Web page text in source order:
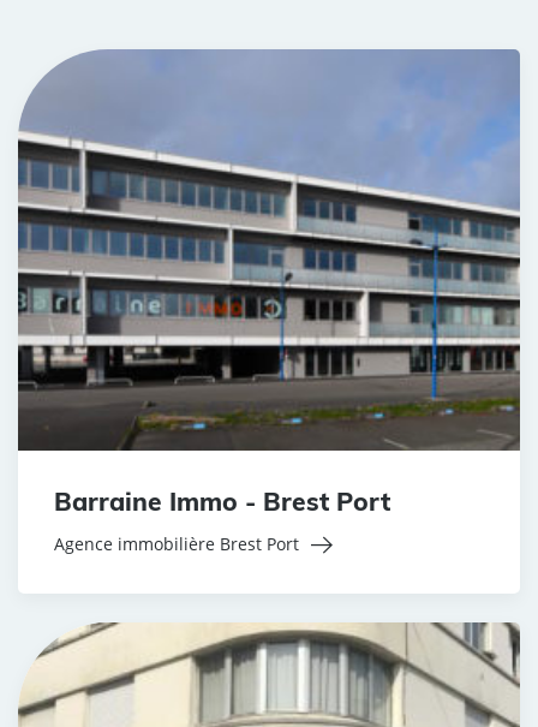
Barraine Immo - Brest Port
Agence immobilière Brest Port